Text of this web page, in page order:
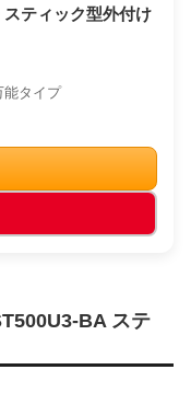
ティック型外付け
能タイプ
BA ステ